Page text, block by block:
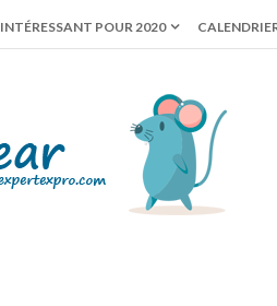
INTÉRESSANT POUR 2020